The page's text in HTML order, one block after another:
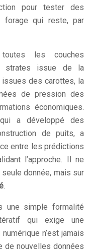
pour tester des
forage qui reste, par
les couches
strates issue de la
des carottes, la
de pression des
économiques.
a développé des
de puits, a
entre les prédictions
l’approche. Il ne
seule donnée, mais sur
.
une simple formalité
qui exige une
n’est jamais
de nouvelles données